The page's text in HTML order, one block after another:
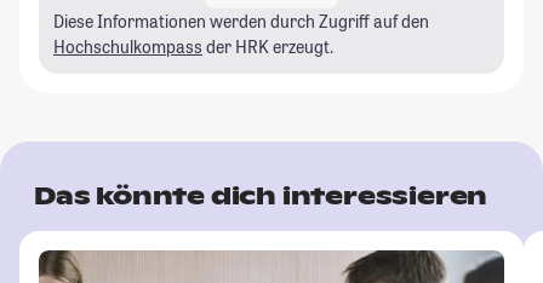
Diese Informationen werden durch Zugriff auf den
Hochschulkompass der HRK erzeugt.
Das könnte dich interessieren